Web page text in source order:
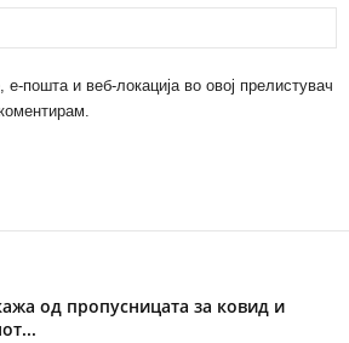
е-пошта и веб-локација во овој прелистувач
од пропусницата за ковид и